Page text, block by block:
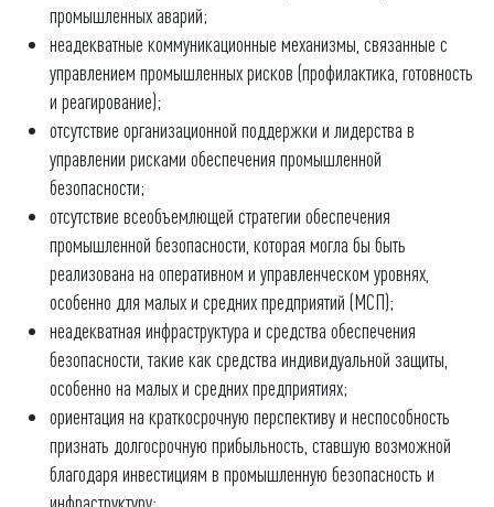
промышленных аварий;
неадекватные коммуникационные механизмы, связанные с
управлением промышленных рисков (профилактика, готовность
и реагирование);
отсутствие организационной поддержки и лидерства в
управлении рисками обеспечения промышленной
безопасности;
отсутствие всеобъемлющей стратегии обеспечения
промышленной безопасности, которая могла бы быть
реализована на оперативном и управленческом уровнях,
особенно для малых и средних предприятий (МСП);
неадекватная инфраструктура и средства обеспечения
безопасности, такие как средства индивидуальной защиты,
особенно на малых и средних предприятиях;
ориентация на краткосрочную перспективу и неспособность
признать долгосрочную прибыльность, ставшую возможной
благодаря инвестициям в промышленную безопасность и